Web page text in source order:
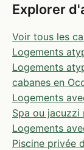
Explorer
Voir tous les
Logements
Logements
cabanes en
Logements
Spa ou
Logements
Piscine privée